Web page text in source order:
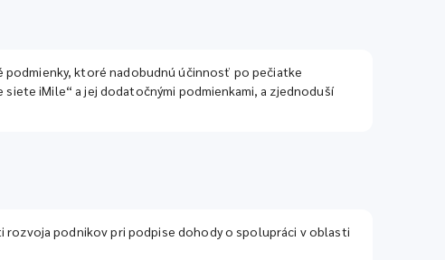
ktoré nadobudnú účinnosť po pečiatke
iMile“ a jej dodatočnými podmienkami, a zjednoduší
podnikov pri podpise dohody o spolupráci v oblasti